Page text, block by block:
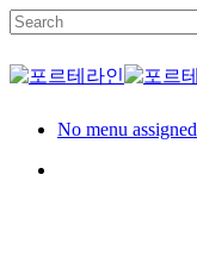
Skip
to
main
content
Close
Menu
No menu assigned